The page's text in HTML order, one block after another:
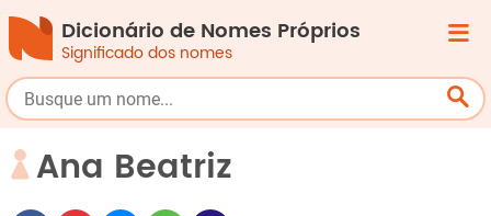
Dicionário de Nomes Próprios
Significado dos nomes
Ana Beatriz